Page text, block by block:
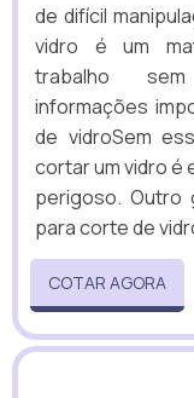
de difícil
vidro é um
trabalho
informações
de vidroSem
cortar um vidro é
perigoso. Outro
para corte de
COTAR AGORA